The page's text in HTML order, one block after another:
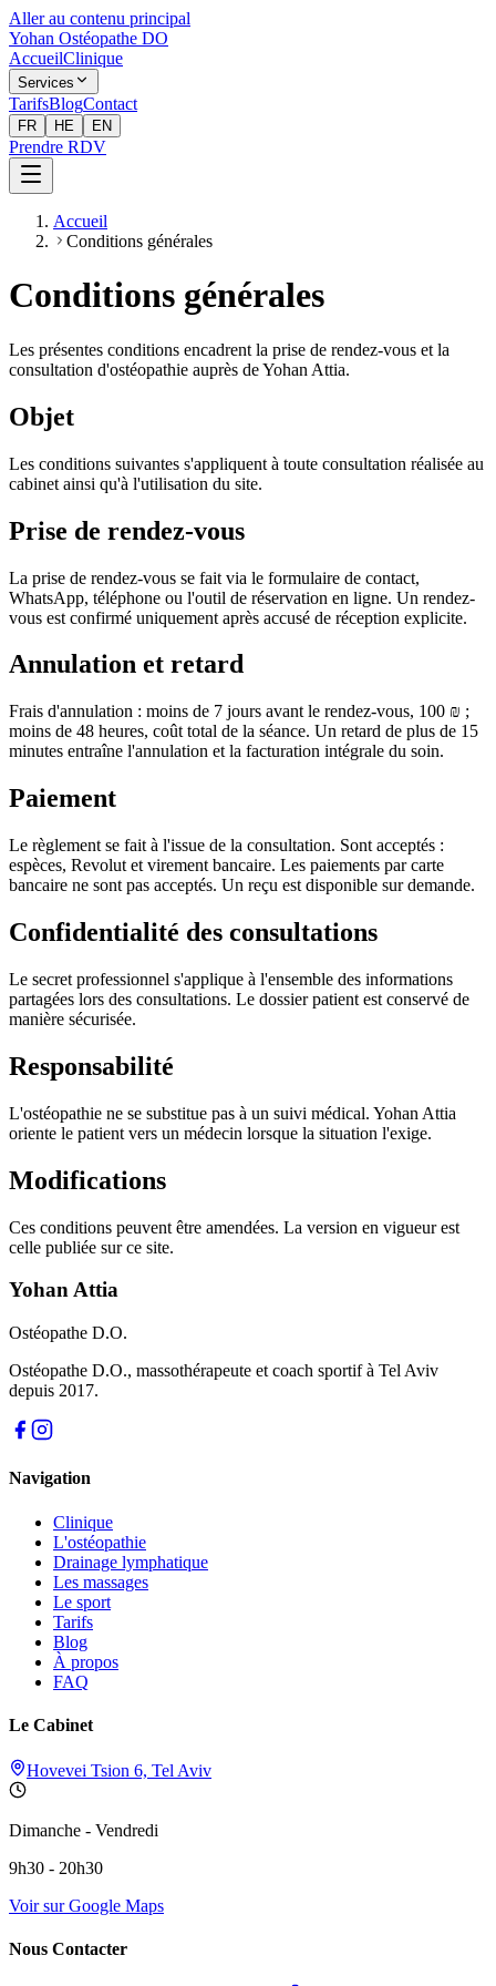
Aller au contenu principal
Yohan Ostéopathe DO
AccueilClinique
Services
TarifsBlogContact
FR HE EN
Prendre RDV
Accueil
Conditions générales
Conditions générales
Les présentes conditions encadrent la prise de rendez-vous et la
consultation d'ostéopathie auprès de Yohan Attia.
Objet
Les conditions suivantes s'appliquent à toute consultation réalisée au
cabinet ainsi qu'à l'utilisation du site.
Prise de rendez-vous
La prise de rendez-vous se fait via le formulaire de contact,
WhatsApp, téléphone ou l'outil de réservation en ligne. Un rendez-
vous est confirmé uniquement après accusé de réception explicite.
Annulation et retard
Frais d'annulation : moins de 7 jours avant le rendez-vous, 100 ₪ ;
moins de 48 heures, coût total de la séance. Un retard de plus de 15
minutes entraîne l'annulation et la facturation intégrale du soin.
Paiement
Le règlement se fait à l'issue de la consultation. Sont acceptés :
espèces, Revolut et virement bancaire. Les paiements par carte
bancaire ne sont pas acceptés. Un reçu est disponible sur demande.
Confidentialité des consultations
Le secret professionnel s'applique à l'ensemble des informations
partagées lors des consultations. Le dossier patient est conservé de
manière sécurisée.
Responsabilité
L'ostéopathie ne se substitue pas à un suivi médical. Yohan Attia
oriente le patient vers un médecin lorsque la situation l'exige.
Modifications
Ces conditions peuvent être amendées. La version en vigueur est
celle publiée sur ce site.
Yohan Attia
Ostéopathe D.O.
Ostéopathe D.O., massothérapeute et coach sportif à Tel Aviv
depuis 2017.
Navigation
Clinique
L'ostéopathie
Drainage lymphatique
Les massages
Le sport
Tarifs
Blog
À propos
FAQ
Le Cabinet
Hovevei Tsion 6, Tel Aviv
Dimanche - Vendredi
9h30 - 20h30
Voir sur Google Maps
Nous Contacter